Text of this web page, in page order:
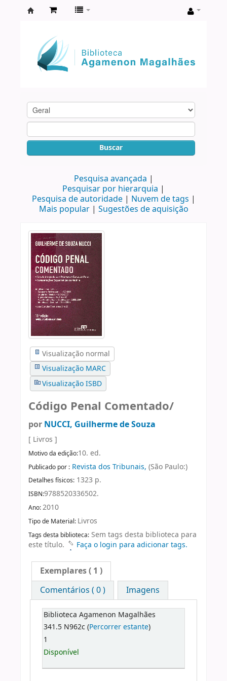
Agamenon
Magalhães
Buscar
Pesquisa avançada
Pesquisar por hierarquia
Pesquisa de autoridade
Nuvem de tags
Mais popular
Sugestões de aquisição
Visualização normal
Visualização MARC
Visualização ISBD
Código Penal Comentado/
por NUCCI, Guilherme de Souza
[ Livros ]
Motivo da edição:10. ed.
Publicado por : Revista dos Tribunais, (São Paulo:)
Detalhes físicos: 1323 p.
ISBN:9788520336502.
Ano:2010
Tipo de Material: Livros
Tags desta biblioteca: Sem tags desta biblioteca para
este título.
Faça o login para adicionar tags.
Exemplares( 1 )
Comentários ( 0 )
Imagens
Biblioteca Agamenon Magalhães
341.5 N962c (Percorrer estante)
1
Disponível